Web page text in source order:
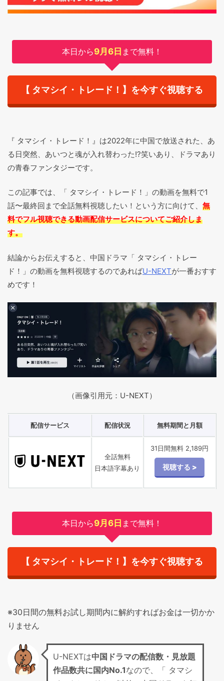
本日から9月6日 まで無料！
【 タマシイ・トレード！】を今すぐ視聴する
『 タマシイ・トレード！』は2022年に中国で放送された、あ
る日突然、あいつと魂が入れ替わった!?笑いあり、ドラマあり
の青春ファンタジーです。
この記事では、「 タマシイ・トレード！」の動画を無料で1
話〜最終回まで全話無料視聴したい！という方に向けて、 無
料でフル視聴できる動画配信サービスについてご紹介しま
す。
結論からお伝えすると、中国ドラマ「 タマシイ・トレー
ド！」の動画を無料視聴するのであればU-NEXTが一番おすす
めです！
（画像引用元：U-NEXT）
配信サービス 配信状況 無料期間と月額
全話無料
日本語字幕あり
31日間無料 2,189円
本日から9月6日 まで無料！
【 タマシイ・トレード！】を今すぐ視聴する
※30日間の無料お試し期間内に解約すればお金は一切かか
りません
U-NEXTは中国ドラマの配信数・見放題
作品数共に国内No.1なので、「 タマシ